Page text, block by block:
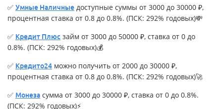
✅ Умные Наличные доступные суммы от 3000 до 30000 ₽,
процентная ставка от 0.8 до 0.8%. (ПСК: 292% годовых)💸
✅ Кредит Плюс займ от 3000 до 50000 ₽, ставка от 0 до
0.8%. (ПСК: 292% годовых)💰
✅ Кредито24 можно получить от 2000 до 30000 ₽,
процентная ставка от 0.8 до 0.8%. (ПСК: 292% годовых)🚀
✅ Монеза сумма от 3000 до 30000 ₽, ставка от 0 до 0.8%.
(ПСК: 292% годовых)⚡